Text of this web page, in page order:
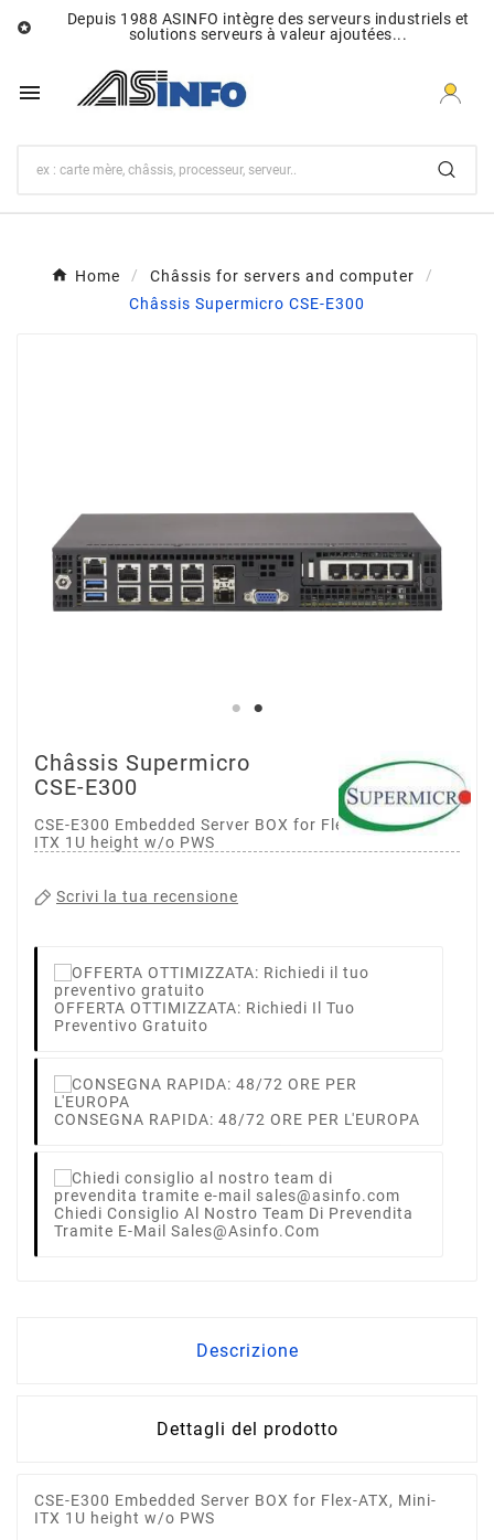

Depuis 1988 ASINFO intègre des serveurs industriels et
solutions serveurs à valeur ajoutées...

Home
Châssis for servers and computer
Châssis Supermicro CSE-E300
Châssis Supermicro
CSE-E300
CSE-E300 Embedded Server BOX for Flex-ATX, Mini-
ITX 1U height w/o PWS
Scrivi la tua recensione
OFFERTA OTTIMIZZATA: Richiedi Il Tuo
Preventivo Gratuito
CONSEGNA RAPIDA: 48/72 ORE PER L'EUROPA
Chiedi Consiglio Al Nostro Team Di Prevendita
Tramite E-Mail Sales@asinfo.com
Descrizione
Dettagli del prodotto
CSE-E300 Embedded Server BOX for Flex-ATX, Mini-
ITX 1U height w/o PWS